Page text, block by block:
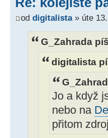
od digitalista» úte
G_Zahrada
digitalista
Jo a když
nebo na
přitom